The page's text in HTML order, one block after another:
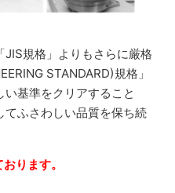
規格」よりもさらに厳格
STANDARD)規格」
基準をクリアすること
てふさわしい品質を保ち続
ります。